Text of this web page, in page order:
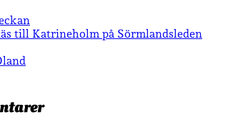
till Katrineholm på Sörmlandsleden